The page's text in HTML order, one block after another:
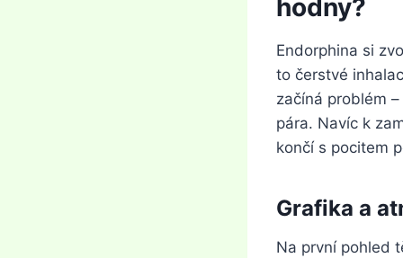
hodny?
Endorphina si
to čerstvé
začíná problém
pára. Navíc k
končí s pocitem
Grafika a
Na první pohled